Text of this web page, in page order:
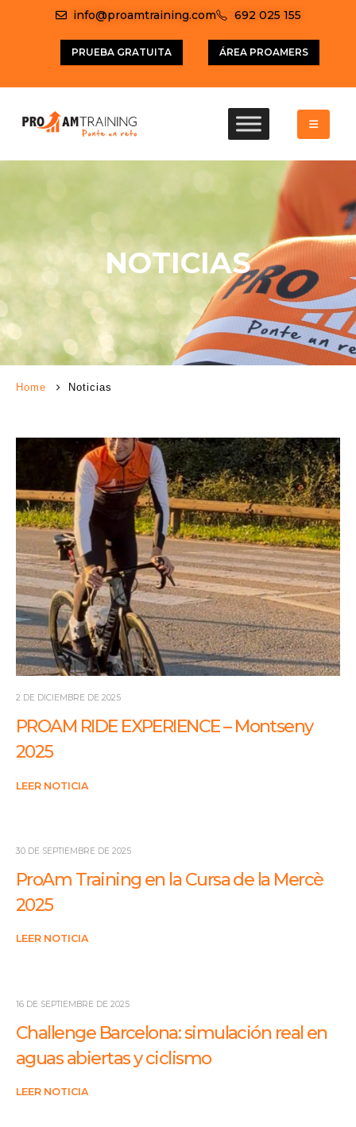
info@proamtraining.com 692 025 155
PRUEBA GRATUITA ÁREA PROAMERS
NOTICIAS
Home Noticias
2 DE DICIEMBRE DE 2025
PROAM RIDE EXPERIENCE – Montseny
2025
LEER NOTICIA
30 DE SEPTIEMBRE DE 2025
ProAm Training en la Cursa de la Mercè
2025
LEER NOTICIA
16 DE SEPTIEMBRE DE 2025
Challenge Barcelona: simulación real en
aguas abiertas y ciclismo
LEER NOTICIA